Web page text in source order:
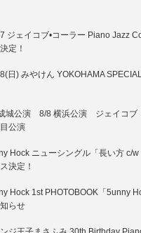
ジェイコブ•コーラー Piano Jazz
定！
日) みやけん YOKOHAMA
城公演 8/8 横浜公演 ジェイコブ
公演
Hock ニューシングル「長い方 c/w
決定！
Hock 1st PHOTOBOOK「5unny
らせ